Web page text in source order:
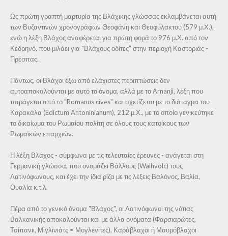
Η Βλάχικη Γλώσσα
Τα Βλάχικα Τραγούδια
Τμήμα Χορευτικό
Χορωδία
Θεατρική Ομάδα
Τμήμα εκμάθησης γλώσσας
Παιδικά τμήματα
Επιστημονικές και Κοινωνικές Δράσεις
Νέα
Αρχείο
Ως πρώτη γραπτή μαρτυρία της Βλάχικης γλώσσας εκλαμβάνεται αυτή
των Βυζαντινών χρονογράφων Θεοφάνη και Θεοφύλακτου (579 μ.Χ.),
ενώ η λέξη Βλάχος αναφέρεται για πρώτη φορά το 976 μ.Χ. από τον
Κεδρηνό, που μιλάει για "Βλάχους οδίτες" στην περιοχή Καστοριάς -
Πρέσπας.
Πάντως, οι Βλάχοι έξω από ελάχιστες περιπτώσεις δεν
αυτοαποκαλούνται με αυτό το όνομα, αλλά με το Αrnanji, λέξη που
παράγεται από το "Romanus cives" και σχετίζεται με το διάταγμα του
Καρακάλα (Edictum Antoninianum), 212 μ.Χ., με το οποίο γενικεύτηκε
το δικαίωμα του Ρωμαίου πολίτη σε όλους τους κατοίκους των
Ρωμαϊκών επαρχιών.
Η λέξη Βλάχος - σύμφωνα με τις τελευταίες έρευνες - ανάγεται στη
Γερμανική γλώσσα, που ονομάζει Βάλλους (Walhvolc) τους
Λατινόφωνους, και έχει την ίδια ρίζα με τις λέξεις Βαλόνος, Βαλία,
Ουαλία κ.τ.λ.
Πέρα από το γενικό όνομα "Βλάχος", οι Λατινόφωνοι της νότιας
Βαλκανικής αποκαλούνται και με άλλα ονόματα (Φαρσιαρώτες,
Τσίπανιι, Μιγλινιάτς = Μογλενίτες), Καράβλαχοι ή Μαυρόβλαχοι